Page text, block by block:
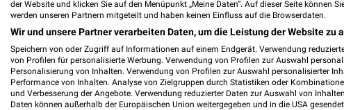
Holz Junge Prospekte & Angebote für Elmshorn
der Website und klicken Sie auf den Menüpunkt „Meine Daten“. Auf dieser Seite können
werden unseren Partnern mitgeteilt und haben keinen Einfluss auf die Browserdaten.
Wir und unsere Partner verarbeiten Daten, um die Leistung der Website zu
Speichern von oder Zugriff auf Informationen auf einem Endgerät. Verwendung
von Profilen für personalisierte Werbung. Verwendung von Profilen zur Auswahl
Personalisierung von Inhalten. Verwendung von Profilen zur Auswahl personalisierter
Performance von Inhalten. Analyse von Zielgruppen durch Statistiken oder
und Verbesserung der Angebote. Verwendung reduzierter Daten zur Auswahl von
Daten können außerhalb der Europäischen Union weitergegeben und in die USA